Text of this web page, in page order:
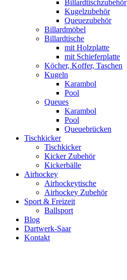
Billardtischzubehör
Kugelzubehör
Queuezubehör
Billardmöbel
Billardtische
mit Holzplatte
mit Schieferplatte
Köcher, Koffer, Taschen
Kugeln
Karambol
Pool
Queues
Karambol
Pool
Queuebrücken
Tischkicker
Tischkicker
Kicker Zubehör
Kickerbälle
Airhockey
Airhockeytische
Airhockey Zubehör
Sport & Freizeit
Ballsport
Blog
Dartwerk-Saar
Kontakt